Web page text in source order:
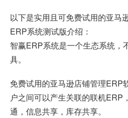
以下是实用且可免费试用的亚马
ERP系统测试版介绍：
智赢ERP系统是一个生态系统，
具。
免费试用的亚马逊店铺管理ERP
户之间可以产生关联的联机ERP
通，信息共享，库存共享。